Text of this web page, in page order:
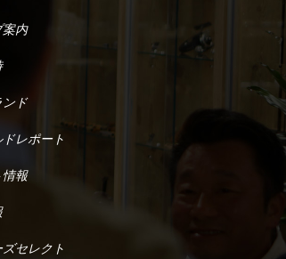
案内
ド
レポート
情報
セレクト